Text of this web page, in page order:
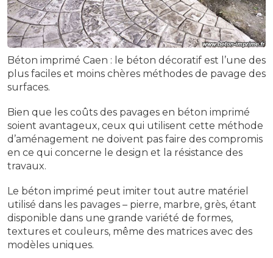
Béton imprimé Caen : le béton décoratif est l’une des
plus faciles et moins chères méthodes de pavage des
surfaces.
Bien que les coûts des pavages en béton imprimé
soient avantageux, ceux qui utilisent cette méthode
d’aménagement ne doivent pas faire des compromis
en ce qui concerne le design et la résistance des
travaux.
Le béton imprimé peut imiter tout autre matériel
utilisé dans les pavages – pierre, marbre, grès, étant
disponible dans une grande variété de formes,
textures et couleurs, même des matrices avec des
modèles uniques.